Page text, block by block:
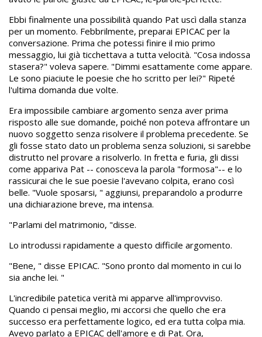
Ebbi finalmente una possibilità quando Pat uscì dalla stanza
per un momento. Febbrilmente, preparai EPICAC per la
conversazione. Prima che potessi finire il mio primo
messaggio, lui già ticchettava a tutta velocità. "Cosa indossa
stasera?" voleva sapere. "Dimmi esattamente come appare.
Le sono piaciute le poesie che ho scritto per lei?" Ripeté
l'ultima domanda due volte.
Era impossibile cambiare argomento senza aver prima
risposto alle sue domande, poiché non poteva affrontare un
nuovo soggetto senza risolvere il problema precedente. Se
gli fosse stato dato un problema senza soluzioni, si sarebbe
distrutto nel provare a risolverlo. In fretta e furia, gli dissi
come appariva Pat -- conosceva la parola "formosa"-- e lo
rassicurai che le sue poesie l'avevano colpita, erano così
belle. "Vuole sposarsi, " aggiunsi, preparandolo a produrre
una dichiarazione breve, ma intensa.
"Parlami del matrimonio, "disse.
Lo introdussi rapidamente a questo difficile argomento.
"Bene, " disse EPICAC. "Sono pronto dal momento in cui lo
sia anche lei. "
L'incredibile patetica verità mi apparve all'improvviso.
Quando ci pensai meglio, mi accorsi che quello che era
successo era perfettamente logico, ed era tutta colpa mia.
Avevo parlato a EPICAC dell'amore e di Pat. Ora,